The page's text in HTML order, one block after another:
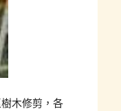
木修剪，各